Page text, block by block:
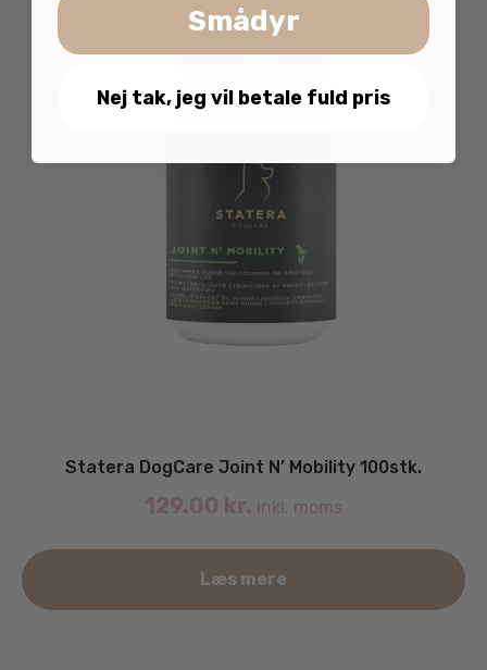
Statera DogCare Joint N’ Mobility 100stk.
129.00 kr. inkl. moms
Læs mere
Smådyr
Nej tak, jeg vil betale fuld pris